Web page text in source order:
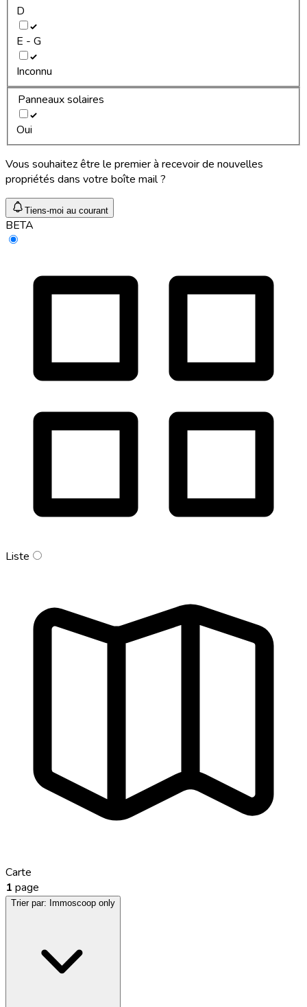
D
E - G
Inconnu
Panneaux solaires
Oui
Vous souhaitez être le premier à recevoir de nouvelles
propriétés dans votre boîte mail ?
Tiens-moi au courant
BETA
Liste
Carte
1 page
Trier par: Immoscoop only